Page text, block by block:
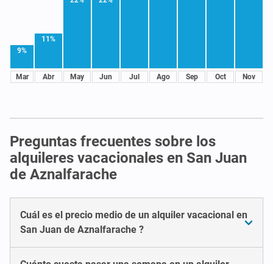
9%
Mar
11%
Abr May Jun Jul Ago Sep Oct Nov
Preguntas frecuentes sobre los
alquileres vacacionales en San Juan
de Aznalfarache
Cuál es el precio medio de un alquiler vacacional en
San Juan de Aznalfarache ?